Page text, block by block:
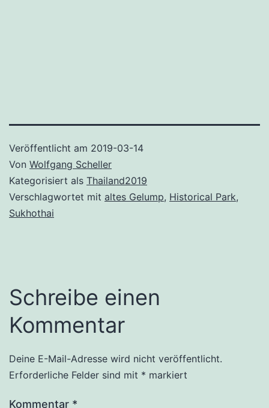
Veröffentlicht am 2019-03-14
Von Wolfgang Scheller
Kategorisiert als Thailand2019
Verschlagwortet mit altes Gelump, Historical Park,
Sukhothai
Schreibe einen
Kommentar
Deine E-Mail-Adresse wird nicht veröffentlicht.
Erforderliche Felder sind mit * markiert
Kommentar *